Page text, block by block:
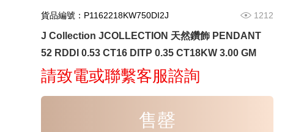
貨品編號：P1162218KW750DI2J 1212
J Collection JCOLLECTION 天然鑽飾 PENDANT
52 RDDI 0.53 CT16 DITP 0.35 CT18KW 3.00 GM
請致電或聯繫客服諮詢
售罄
J Collection JCOLLECTION
天然鑽飾 RING W/DIAMOND 17
RDDI 0.32 CT18KR 2.14 GM